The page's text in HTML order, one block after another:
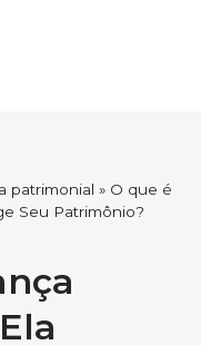
patrimonial » O que é
Seu Patrimônio?